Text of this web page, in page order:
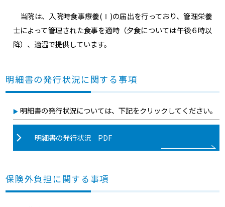
当院は、入院時食事療養(Ⅰ)の届出を行っており、管理栄養
士によって管理された食事を適時（夕食については午後６時以
降）、適温で提供しています。
明細書の発行状況に関する事項
明細書の発行状況については、下記をクリックしてください。
明細書の発行状況 PDF
保険外負担に関する事項